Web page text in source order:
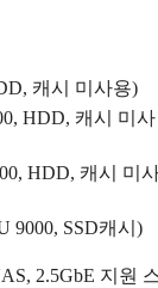
캐시 미사용)
HDD, 캐시 미사
HDD, 캐시 미
9000, SSD캐시)
2.5GbE 지원